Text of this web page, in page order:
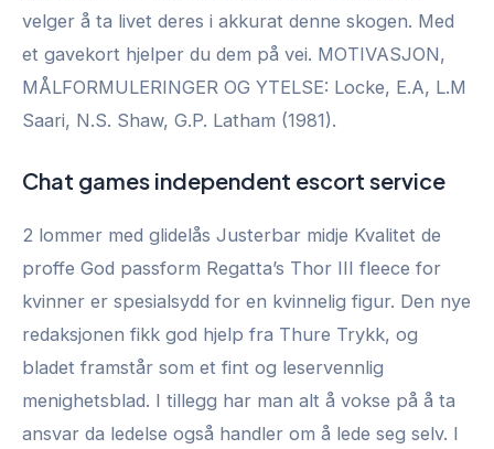
velger å ta livet deres i akkurat denne skogen. Med
et gavekort hjelper du dem på vei. MOTIVASJON,
MÅLFORMULERINGER OG YTELSE: Locke, E.A, L.M
Saari, N.S. Shaw, G.P. Latham (1981).
Chat games independent escort service
2 lommer med glidelås Justerbar midje Kvalitet de
proffe God passform Regatta’s Thor III fleece for
kvinner er spesialsydd for en kvinnelig figur. Den nye
redaksjonen fikk god hjelp fra Thure Trykk, og
bladet framstår som et fint og leservennlig
menighetsblad. I tillegg har man alt å vokse på å ta
ansvar da ledelse også handler om å lede seg selv. I